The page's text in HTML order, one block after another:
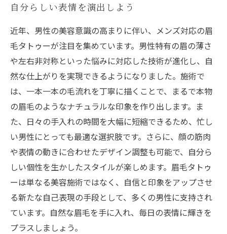
自分らしい表情を演出しよう
近年、男性の美容意識の高まりに伴い、メンズ対応の眉
毛タトゥーが注目を集めています。男性特有の眉の薄さ
や左右非対称といった悩みに対応した技術が進化し、自
然な仕上がりを実現できるようになりました。施術で
は、一本一本の毛流れを丁寧に描くことで、まるで本物
の眉毛のようなナチュラルな印象を作り出します。ま
た、日々の手入れの時間を大幅に短縮できるため、忙し
い男性にとっても最適な選択肢です。さらに、顔の筋肉
や表情の動きに合わせたデザイン調整も可能で、自分ら
しい個性を生かしたスタイルが楽しめます。眉毛タトゥ
ーは単なる美容施術ではなく、自信と印象をアップさせ
る新たな自己表現の手段として、多くの男性に支持され
ています。自然な眉毛を手に入れ、毎日の表情に輝きを
プラスしましょう。